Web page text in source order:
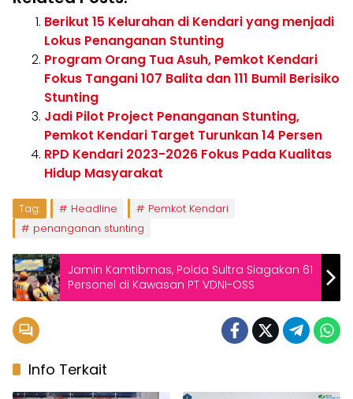
Berikut 15 Kelurahan di Kendari yang menjadi
Lokus Penanganan Stunting
Program Orang Tua Asuh, Pemkot Kendari
Fokus Tangani 107 Balita dan 111 Bumil Berisiko
Stunting
Jadi Pilot Project Penanganan Stunting,
Pemkot Kendari Target Turunkan 14 Persen
RPD Kendari 2023-2026 Fokus Pada Kualitas
Hidup Masyarakat
Tag: Headline
Pemkot Kendari
penanganan stunting
Jamin Kamtibmas, Polda Sultra Siagakan 61
Personel di Kawasan PT VDNI-OSS
Info Terkait